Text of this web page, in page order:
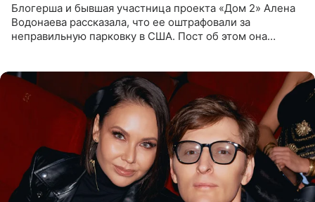
Блогерша и бывшая участница проекта «Дом 2» Алена
Водонаева рассказала, что ее оштрафовали за
неправильную парковку в США. Пост об этом она